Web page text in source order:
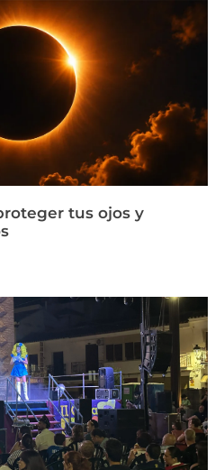
tus ojos y